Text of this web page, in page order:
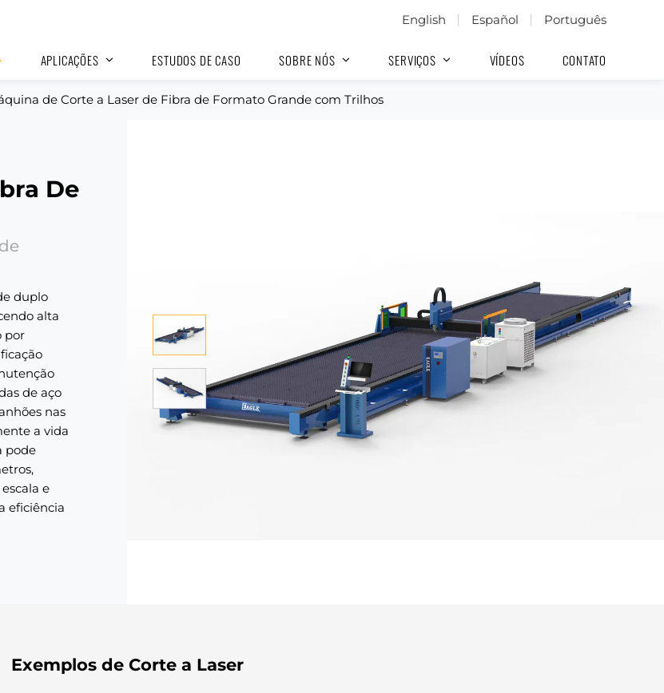
English Español Português
APLICAÇÕES ESTUDOS DE CASO SOBRE NÓS SERVIÇOS VÍDEOS CONTATO
de Corte a Laser de Fibra de Formato Grande com Trilhos
De
duplo
alta
por
de aço
nas
a vida
pode
e
eficiência
Exemplos de Corte a Laser